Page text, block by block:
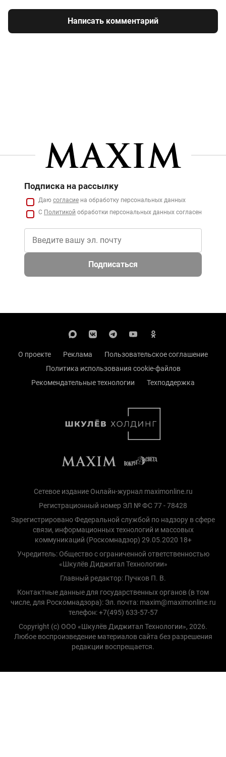
Написать комментарий
Подписка на рассылку
Даю согласие на обработку персональных данных
С Политикой обработки персональных данных согласен
Подписаться
О проекте Реклама
Пользовательское соглашение
Политика использования cookie-файлов
Рекомендательные технологии
Техподдержка
Сетевое издание Онлайн-журнал maximonline.ru
Регистрационный номер ЭЛ № ФС 77 - 78428
Зарегистрировано Федеральной службой по надзору в сфере
связи, информационных технологий и массовых
коммуникаций (Роскомнадзор) 29.05.2020 18+
Учредитель: Общество с ограниченной ответственностью
«Шкулёв Диджитал Технологии»
Главный редактор: Пучков П. В.
Контактные данные для государственных органов (в том
числе, для Роскомнадзора): Эл. почта: maxim@maximonline.ru
телефон: +7(495) 633-57-57
Copyright (с) ООО «Шкулёв Диджитал Технологии», 2026.
Любое воспроизведение материалов сайта без разрешения
редакции воспрещается.